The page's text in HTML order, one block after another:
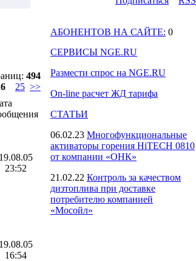
494
25 >>
19.08.05
23:52
19.08.05
16:54
АБОНЕНТОВ НА САЙТЕ: 0
СЕРВИСЫ NGE.RU
Размести спрос на NGE.RU
On-line расчет ЖД тарифа
СТАТЬИ
06.02.23 Многофункциональные
активаторы горения HiTECH 0810
от компании «ОНК»
21.02.22 Контроль за качеством
дизтоплива при доставке
потребителю компанией
«Мосойл»